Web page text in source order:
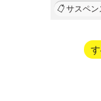
サスペン